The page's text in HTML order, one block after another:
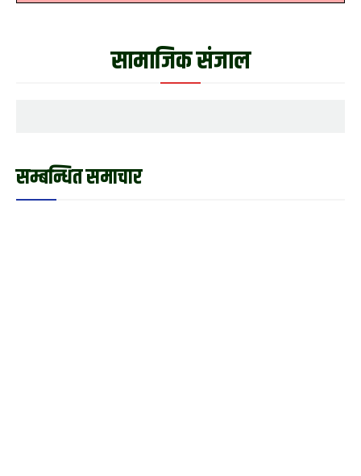
सामाजिक संजाल
सम्बन्धित समाचार